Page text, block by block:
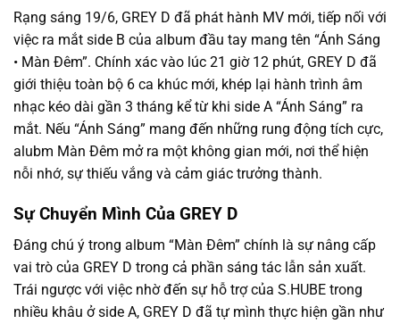
Rạng sáng 19/6, GREY D đã phát hành MV mới, tiếp nối với
việc ra mắt side B của album đầu tay mang tên “Ánh Sáng
• Màn Đêm”. Chính xác vào lúc 21 giờ 12 phút, GREY D đã
giới thiệu toàn bộ 6 ca khúc mới, khép lại hành trình âm
nhạc kéo dài gần 3 tháng kể từ khi side A “Ánh Sáng” ra
mắt. Nếu “Ánh Sáng” mang đến những rung động tích cực,
alubm Màn Đêm mở ra một không gian mới, nơi thể hiện
nỗi nhớ, sự thiếu vắng và cảm giác trưởng thành.
Sự Chuyển Mình Của GREY D
Đáng chú ý trong album “Màn Đêm” chính là sự nâng cấp
vai trò của GREY D trong cả phần sáng tác lẫn sản xuất.
Trái ngược với việc nhờ đến sự hỗ trợ của S.HUBE trong
nhiều khâu ở side A, GREY D đã tự mình thực hiện gần như